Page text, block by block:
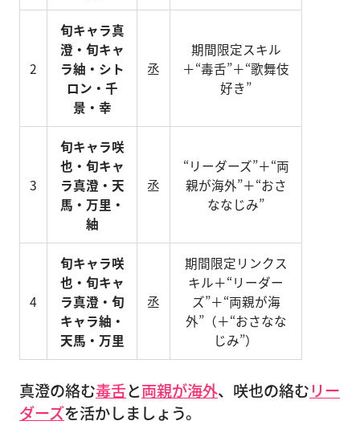
2
旬キャラ真
澄・旬キャ
ラ紬・シト
ロン・千
景・幸
丞
期間限定スキル
＋“毒舌”＋“歌舞伎
好き”
3
旬キャラ咲
也・旬キャ
ラ真澄・天
馬・万里・
紬
丞
“リーダーズ”＋“両
親が海外”＋“おさ
ななじみ”
4
旬キャラ咲
也・旬キャ
ラ真澄・旬
キャラ紬・
天馬・万里
丞
期間限定リンクス
キル＋“リーダー
ズ”＋“両親が海
外”（＋“おさなな
じみ”）
真澄の絡む毒舌と両親が海外、咲也の絡むリー
ダーズを活かしましょう。